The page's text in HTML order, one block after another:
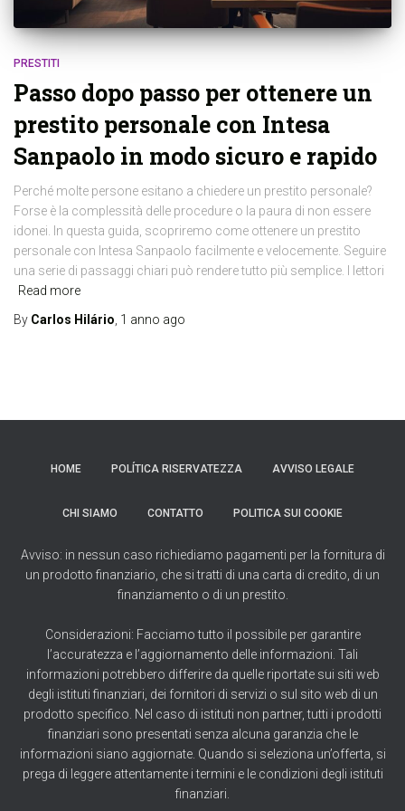
PRESTITI
Passo dopo passo per ottenere un
prestito personale con Intesa
Sanpaolo in modo sicuro e rapido
Perché molte persone esitano a chiedere un prestito personale?
Forse è la complessità delle procedure o la paura di non essere
idonei. In questa guida, scopriremo come ottenere un prestito
personale con Intesa Sanpaolo facilmente e velocemente. Seguire
una serie di passaggi chiari può rendere tutto più semplice. I lettori
Read more
By Carlos Hilário 1 anno ago
HOME POLÍTICA RISERVATEZZA AVVISO LEGALE
CHI SIAMO CONTATTO POLITICA SUI COOKIE
Avviso: in nessun caso richiediamo pagamenti per la fornitura di
un prodotto finanziario, che si tratti di una carta di credito, di un
finanziamento o di un prestito.
Considerazioni: Facciamo tutto il possibile per garantire
l’accuratezza e l’aggiornamento delle informazioni. Tali
informazioni potrebbero differire da quelle riportate sui siti web
degli istituti finanziari, dei fornitori di servizi o sul sito web di un
prodotto specifico. Nel caso di istituti non partner, tutti i prodotti
finanziari sono presentati senza alcuna garanzia che le
informazioni siano aggiornate. Quando si seleziona un’offerta, si
prega di leggere attentamente i termini e le condizioni degli istituti
finanziari.